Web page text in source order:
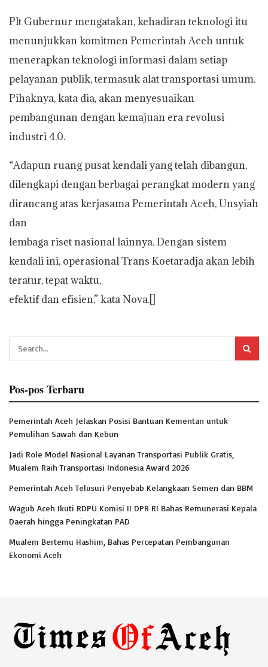
Plt Gubernur mengatakan, kehadiran teknologi itu
menunjukkan komitmen Pemerintah Aceh untuk
menerapkan teknologi informasi dalam setiap
pelayanan publik, termasuk alat transportasi umum.
Pihaknya, kata dia, akan menyesuaikan
pembangunan dengan kemajuan era revolusi
industri 4.0.
“Adapun ruang pusat kendali yang telah dibangun,
dilengkapi dengan berbagai perangkat modern yang
dirancang atas kerjasama Pemerintah Aceh, Unsyiah
dan
lembaga riset nasional lainnya. Dengan sistem
kendali ini, operasional Trans Koetaradja akan lebih
teratur, tepat waktu,
efektif dan efisien,” kata Nova.[]
Pos-pos Terbaru
Pemerintah Aceh Jelaskan Posisi Bantuan Kementan untuk
Pemulihan Sawah dan Kebun
Jadi Role Model Nasional Layanan Transportasi Publik Gratis,
Mualem Raih Transportasi Indonesia Award 2026
Pemerintah Aceh Telusuri Penyebab Kelangkaan Semen dan BBM
Wagub Aceh Ikuti RDPU Komisi II DPR RI Bahas Remunerasi Kepala
Daerah hingga Peningkatan PAD
Mualem Bertemu Hashim, Bahas Percepatan Pembangunan
Ekonomi Aceh